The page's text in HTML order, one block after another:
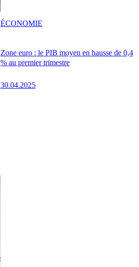
Zone euro : le PIB moyen en hausse de 0,4
% au premier trimestre
30.04.2025
ÉCONOMIE